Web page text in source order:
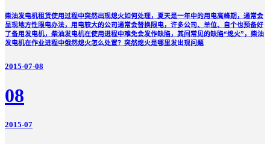
柴油发电机租赁使用过程中突然出现熄火如何处理，夏天是一年中的用电高峰期，通常会
呈现地方性限电办法，用电较大的公司通常会替换限电，许多公司、单位、自个也预备好
了备用发电机，柴油发电机在使用进程中难免会发作缺陷，其间常见的缺陷“熄火”，柴油
发电机在作业进程中俄然熄火怎么处置？突然熄火是哪里发出现问题
2015-07-08
08
2015-07